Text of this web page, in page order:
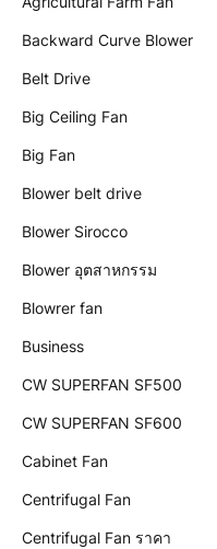
Backward Curve Blower
Belt Drive
Big Ceiling Fan
Big Fan
Blower belt drive
Blower Sirocco
Blower อุตสาหกรรม
Blowrer fan
Business
CW SUPERFAN SF500
CW SUPERFAN SF600
Cabinet Fan
Centrifugal Fan
Centrifugal Fan ราคา